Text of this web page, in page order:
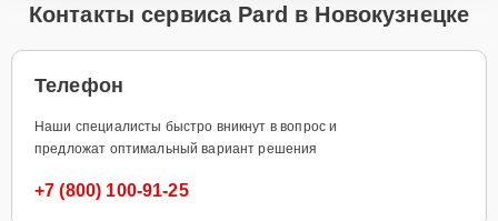
Контакты сервиса Pard в Новокузнецке
Телефон
Наши специалисты быстро вникнут в вопрос и
предложат оптимальный вариант решения
+7 (800) 100-91-25